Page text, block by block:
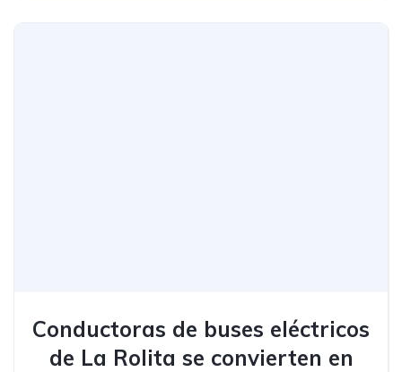
Conductoras de buses eléctricos
de La Rolita se convierten en